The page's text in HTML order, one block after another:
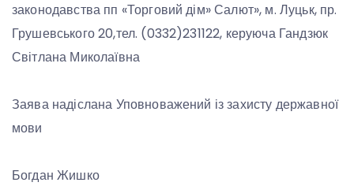
законодавства пп «Торговий дім» Салют», м. Луцьк, пр.
Грушевського 20,тел. (0332)231122, керуюча Гандзюк
Світлана Миколаївна
Заява надіслана Уповноважений із захисту державної
мови
Богдан Жишко